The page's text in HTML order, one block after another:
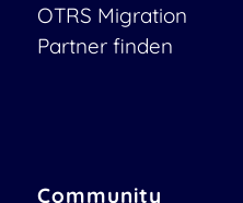
OTRS Migration
Partner finden
Community